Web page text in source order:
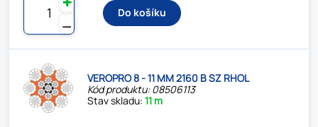
⚊
Do košíku
VEROPRO 8 - 11 MM 2160 B SZ RHOL
Kód produktu: 08506113
Stav skladu:11 m